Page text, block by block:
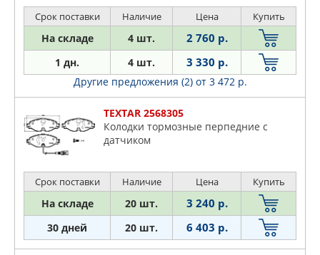
Срок поставки Наличие Цена Купить
На складе 4 шт. 2 760 р.
1 дн. 4 шт. 3 330 р.
Другие предложения (2) от 3 472 р.
TEXTAR 2568305
Колодки тормозные перпедние с
датчиком
Срок поставки Наличие Цена Купить
На складе 20 шт. 3 240 р.
30 дней 20 шт. 6 403 р.